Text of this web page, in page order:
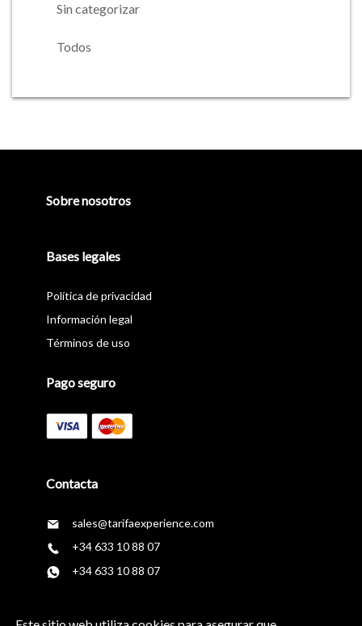
Sin categorizar
Todos
principal
Sobre nosotros
Bases legales
Política de privacidad
Información legal
Términos de uso
Pago seguro
Contacta
sales@tarifaexperience.com
+34 633 10 88 07
+34 633 10 88 07